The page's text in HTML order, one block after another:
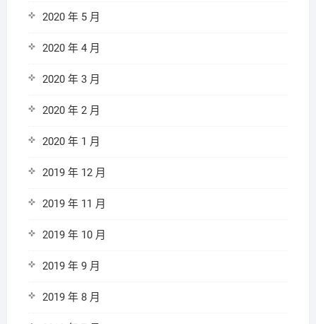
2020 年 5 月
2020 年 4 月
2020 年 3 月
2020 年 2 月
2020 年 1 月
2019 年 12 月
2019 年 11 月
2019 年 10 月
2019 年 9 月
2019 年 8 月